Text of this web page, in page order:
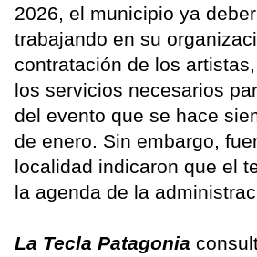
2026, el municipio ya
trabajando en su
contratación de los
los servicios necesarios
del evento que se hace
de enero. Sin embargo,
localidad indicaron que el
la agenda de la
La Tecla Patagonia